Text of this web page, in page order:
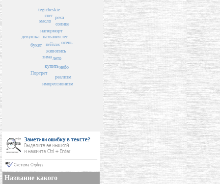
пейзаж
названия
живопись
лето
натюрморт
купить
солнце
лес
зима
осень
букет
масло
река
снег
tegicheskie
реализм
небо
импрессионизм
Портрет
девушка
Название какого